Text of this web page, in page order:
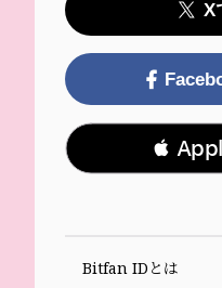
X

Bitfan IDとは